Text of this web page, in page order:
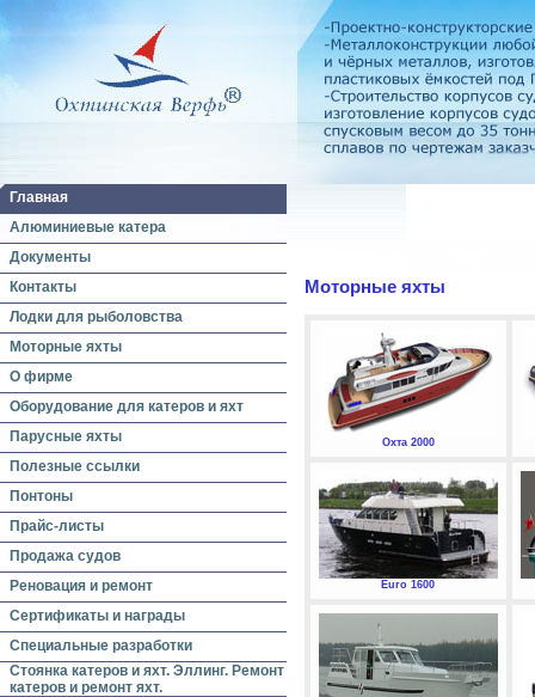
Главная
Алюминиевые катера
Документы
Контакты
Лодки для рыболовства
Моторные яхты
О фирме
Оборудование для катеров и яхт
Парусные яхты
Полезные ссылки
Понтоны
Прайс-листы
Продажа судов
Реновация и ремонт
Сертификаты и награды
Специальные разработки
Стоянка катеров и яхт. Эллинг. Ремонт
катеров и ремонт яхт.
Моторные яхты
Охта 2000
Euro 1600